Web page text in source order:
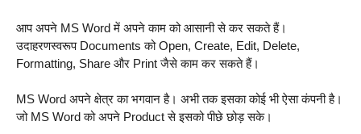
आप अपने MS Word में अपने काम को आसानी से कर सकते हैं।
उदाहरणस्वरूप Documents को Open, Create, Edit, Delete,
Formatting, Share और Print जैसे काम कर सकते हैं।
MS Word अपने क्षेत्र का भगवान है। अभी तक इसका कोई भी ऐसा कंपनी है।
जो MS Word को अपने Product से इसको पीछे छोड़ सके।